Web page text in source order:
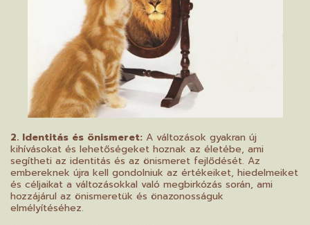
2. Identitás és önismeret: A változások gyakran új
kihívásokat és lehetőségeket hoznak az életébe, ami
segítheti az identitás és az önismeret fejlődését. Az
embereknek újra kell gondolniuk az értékeiket, hiedelmeiket
és céljaikat a változásokkal való megbirkózás során, ami
hozzájárul az önismeretük és önazonosságuk
elmélyítéséhez.